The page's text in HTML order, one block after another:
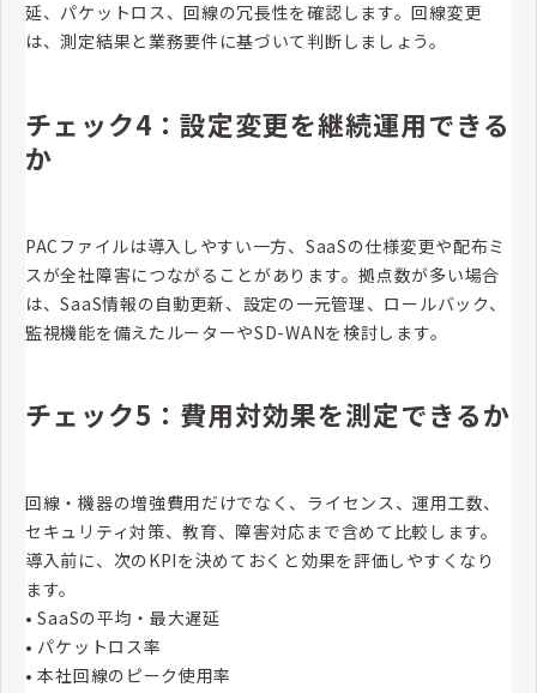
延、パケットロス、回線の冗長性を確認します。回線変更
は、測定結果と業務要件に基づいて判断しましょう。
チェック4：設定変更を継続運用できる
か
PACファイルは導入しやすい一方、SaaSの仕様変更や配布ミ
スが全社障害につながることがあります。拠点数が多い場合
は、SaaS情報の自動更新、設定の一元管理、ロールバック、
監視機能を備えたルーターやSD-WANを検討します。
チェック5：費用対効果を測定できるか
回線・機器の増強費用だけでなく、ライセンス、運用工数、
セキュリティ対策、教育、障害対応まで含めて比較します。
導入前に、次のKPIを決めておくと効果を評価しやすくなり
ます。
• SaaSの平均・最大遅延
• パケットロス率
• 本社回線のピーク使用率